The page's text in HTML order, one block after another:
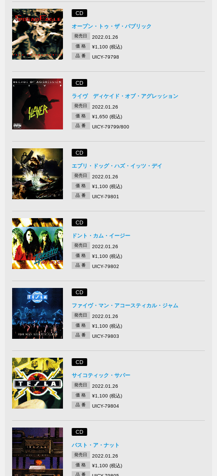
CD
オープン・トゥ・ザ・パブリック
発売日 2022.01.26
価 格 ¥1,100 (税込)
品 番 UICY-79798
CD
ライヴ ディケイド・オブ・アグレッション
発売日 2022.01.26
価 格 ¥1,650 (税込)
品 番 UICY-79799/800
CD
エブリ・ドッグ・ハズ・イッツ・デイ
発売日 2022.01.26
価 格 ¥1,100 (税込)
品 番 UICY-79801
CD
ドント・カム・イージー
発売日 2022.01.26
価 格 ¥1,100 (税込)
品 番 UICY-79802
CD
ファイヴ・マン・アコースティカル・ジャム
発売日 2022.01.26
価 格 ¥1,100 (税込)
品 番 UICY-79803
CD
サイコティック・サパー
発売日 2022.01.26
価 格 ¥1,100 (税込)
品 番 UICY-79804
CD
バスト・ア・ナット
発売日 2022.01.26
価 格 ¥1,100 (税込)
品 番